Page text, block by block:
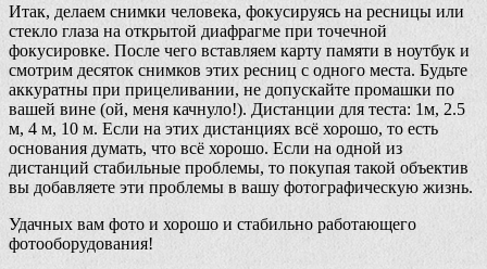
Итак, делаем снимки человека, фокусируясь на ресницы или
стекло глаза на открытой диафрагме при точечной
фокусировке. После чего вставляем карту памяти в ноутбук и
смотрим десяток снимков этих ресниц с одного места. Будьте
аккуратны при прицеливании, не допускайте промашки по
вашей вине (ой, меня качнуло!). Дистанции для теста: 1м, 2.5
м, 4 м, 10 м. Если на этих дистанциях всё хорошо, то есть
основания думать, что всё хорошо. Если на одной из
дистанций стабильные проблемы, то покупая такой объектив
вы добавляете эти проблемы в вашу фотографическую жизнь.
Удачных вам фото и хорошо и стабильно работающего
фотооборудования!